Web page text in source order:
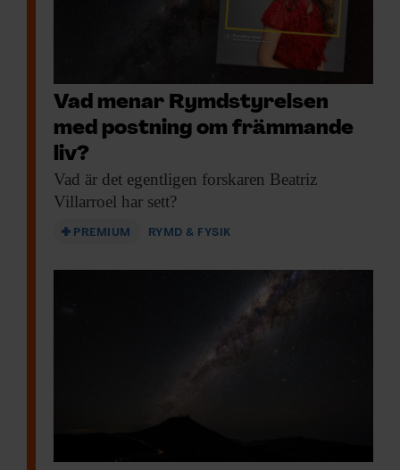
Vad menar Rymdstyrelsen
med postning om främmande
liv?
Vad är det egentligen forskaren Beatriz
Villarroel har sett?
PREMIUM RYMD & FYSIK